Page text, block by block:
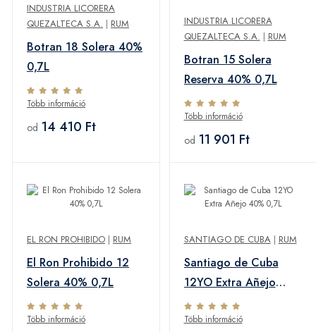
INDUSTRIA LICORERA
QUEZALTECA S.A. | RUM
Botran 18 Solera 40%
0,7L
Több információ
od 14 410 Ft
INDUSTRIA LICORERA
QUEZALTECA S.A. | RUM
Botran 15 Solera
Reserva 40% 0,7L
Több információ
od 11 901 Ft
EL RON PROHIBIDO | RUM
El Ron Prohibido 12
Solera 40% 0,7L
Több információ
SANTIAGO DE CUBA| RUM
Santiago de Cuba
12YO Extra Añejo
40% 0,7L
Több információ